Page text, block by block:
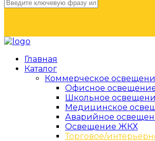
Главная
Каталог
Коммерческое
Офисное
Школьное
Медицинское
Аварийное
Освещение ЖКХ
Торговое/